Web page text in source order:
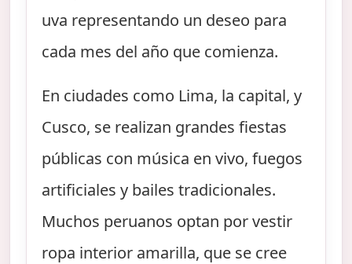
uva representando un deseo para
cada mes del año que comienza.
En ciudades como Lima, la capital, y
Cusco, se realizan grandes fiestas
públicas con música en vivo, fuegos
artificiales y bailes tradicionales.
Muchos peruanos optan por vestir
ropa interior amarilla, que se cree